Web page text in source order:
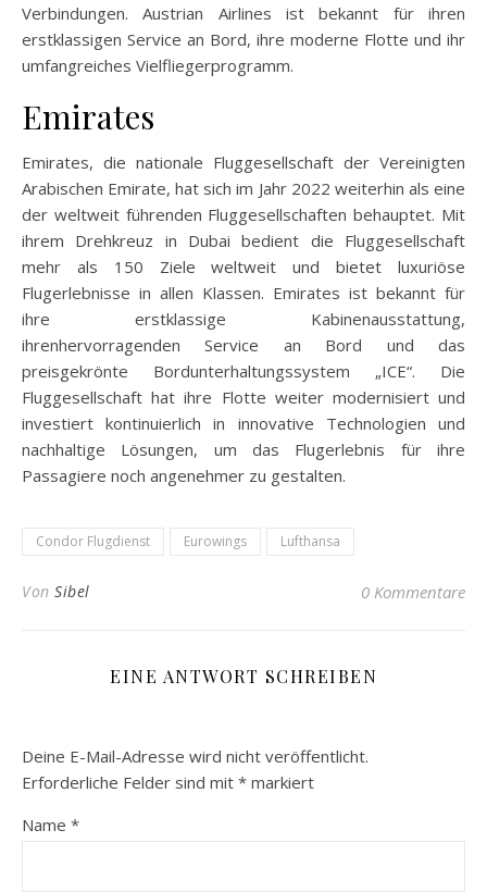
Verbindungen. Austrian Airlines ist bekannt für ihren
erstklassigen Service an Bord, ihre moderne Flotte und ihr
umfangreiches Vielfliegerprogramm.
Emirates
Emirates, die nationale Fluggesellschaft der Vereinigten
Arabischen Emirate, hat sich im Jahr 2022 weiterhin als eine
der weltweit führenden Fluggesellschaften behauptet. Mit
ihrem Drehkreuz in Dubai bedient die Fluggesellschaft
mehr als 150 Ziele weltweit und bietet luxuriöse
Flugerlebnisse in allen Klassen. Emirates ist bekannt für
ihre erstklassige Kabinenausstattung,
ihrenhervorragenden Service an Bord und das
preisgekrönte Bordunterhaltungssystem „ICE“. Die
Fluggesellschaft hat ihre Flotte weiter modernisiert und
investiert kontinuierlich in innovative Technologien und
nachhaltige Lösungen, um das Flugerlebnis für ihre
Passagiere noch angenehmer zu gestalten.
Condor Flugdienst Eurowings Lufthansa
Von Sibel 0 Kommentare
EINE ANTWORT SCHREIBEN
Deine E-Mail-Adresse wird nicht veröffentlicht.
Erforderliche Felder sind mit * markiert
Name *